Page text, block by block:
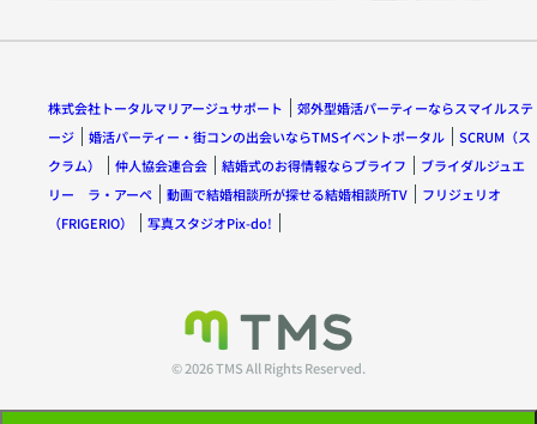
株式会社トータルマリアージュサポート
郊外型婚活パーティーならスマイルステ
ージ
婚活パーティー・街コンの出会いならTMSイベントポータル
SCRUM（ス
クラム）
仲人協会連合会 結婚式のお得情報ならブライフ
ブライダルジュエ
リー ラ・アーペ
動画で結婚相談所が探せる結婚相談所TV
フリジェリオ
（FRIGERIO）
写真スタジオPix-do!
© 2026 TMS All Rights Reserved.